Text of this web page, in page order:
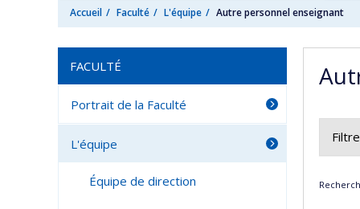
Accueil Faculté L'équipe Autre personnel enseignant
FACULTÉ
Portrait de la Faculté
L'équipe
Équipe de direction